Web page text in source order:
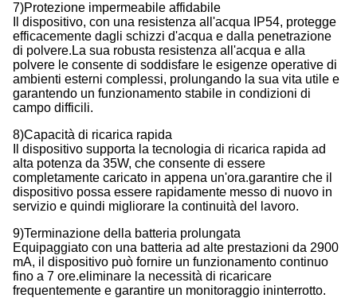
7)Protezione impermeabile affidabile
Il dispositivo, con una resistenza all'acqua IP54, protegge
efficacemente dagli schizzi d'acqua e dalla penetrazione
di polvere.La sua robusta resistenza all'acqua e alla
polvere le consente di soddisfare le esigenze operative di
ambienti esterni complessi, prolungando la sua vita utile e
garantendo un funzionamento stabile in condizioni di
campo difficili.
8)Capacità di ricarica rapida
Il dispositivo supporta la tecnologia di ricarica rapida ad
alta potenza da 35W, che consente di essere
completamente caricato in appena un'ora.garantire che il
dispositivo possa essere rapidamente messo di nuovo in
servizio e quindi migliorare la continuità del lavoro.
9)Terminazione della batteria prolungata
Equipaggiato con una batteria ad alte prestazioni da 2900
mA, il dispositivo può fornire un funzionamento continuo
fino a 7 ore.eliminare la necessità di ricaricare
frequentemente e garantire un monitoraggio ininterrotto.